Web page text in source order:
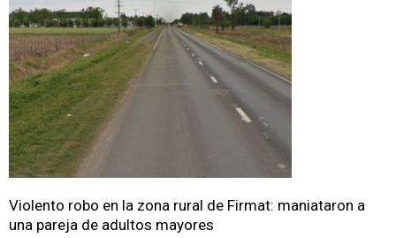
Violento robo en la zona rural de Firmat: maniataron a
una pareja de adultos mayores